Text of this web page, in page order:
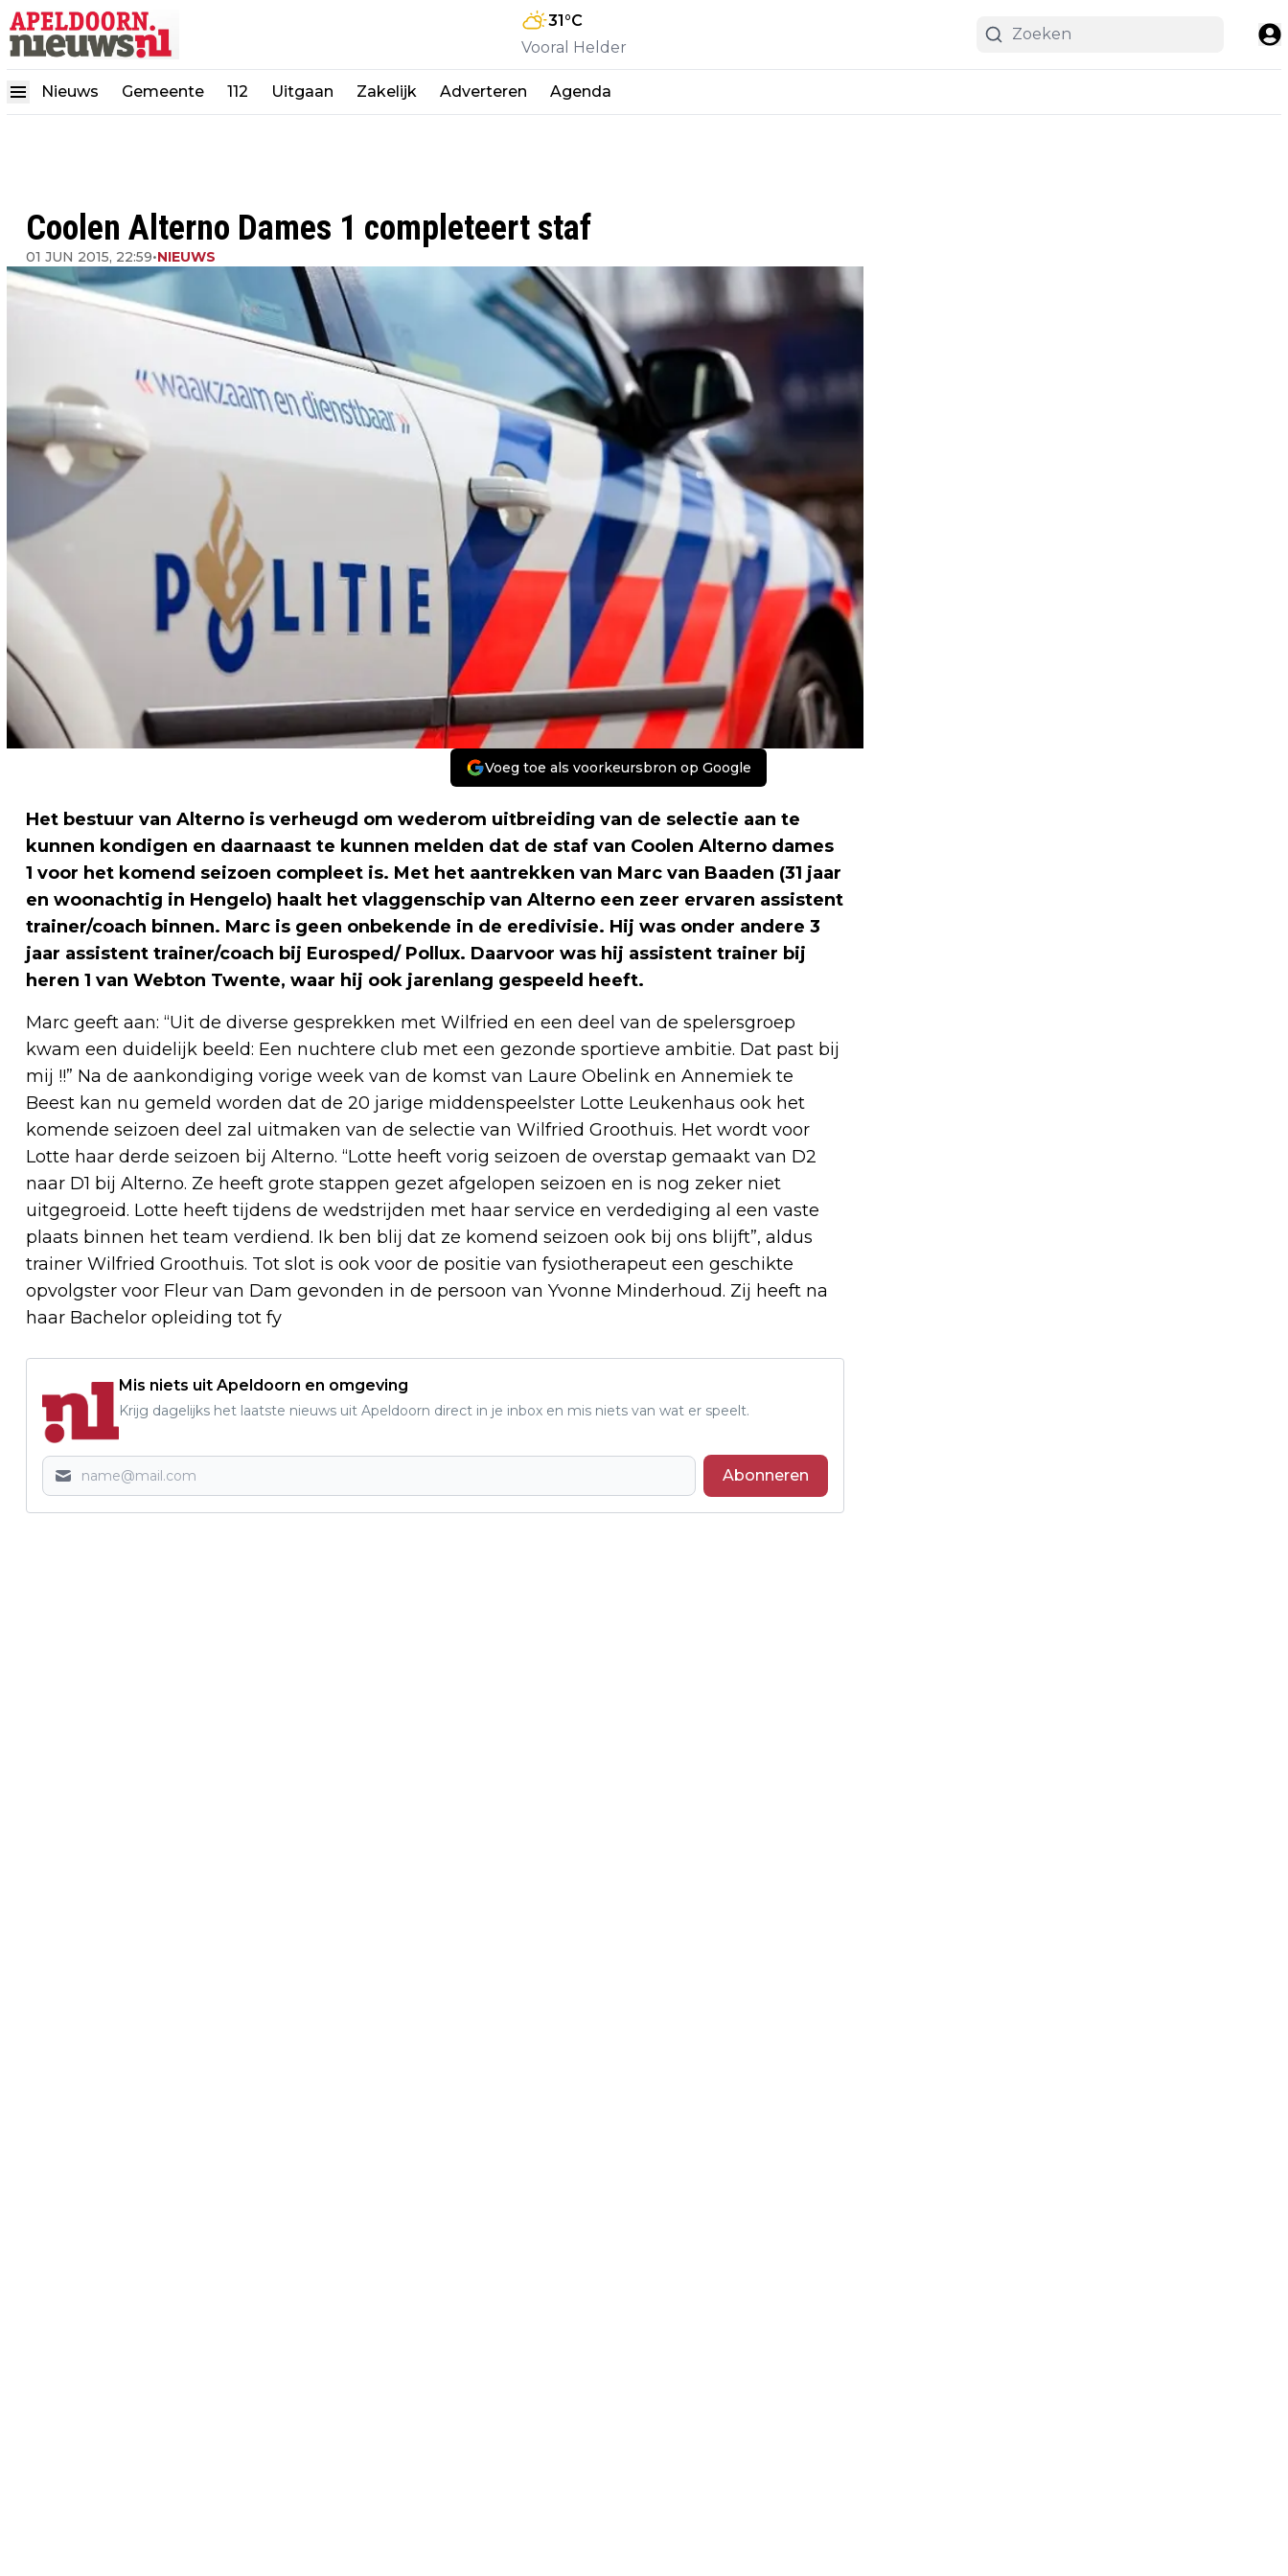
31°C
Vooral Helder
Nieuws Gemeente 112 Uitgaan Zakelijk Adverteren Agenda
Coolen Alterno Dames 1 completeert staf
01 JUN 2015, 22:59•NIEUWS
Voeg toe als voorkeursbron op Google
Het bestuur van Alterno is verheugd om wederom uitbreiding van de selectie aan te
kunnen kondigen en daarnaast te kunnen melden dat de staf van Coolen Alterno dames
1 voor het komend seizoen compleet is. Met het aantrekken van Marc van Baaden (31 jaar
en woonachtig in Hengelo) haalt het vlaggenschip van Alterno een zeer ervaren assistent
trainer/coach binnen. Marc is geen onbekende in de eredivisie. Hij was onder andere 3
jaar assistent trainer/coach bij Eurosped/ Pollux. Daarvoor was hij assistent trainer bij
heren 1 van Webton Twente, waar hij ook jarenlang gespeeld heeft.
Marc geeft aan: “Uit de diverse gesprekken met Wilfried en een deel van de spelersgroep
kwam een duidelijk beeld: Een nuchtere club met een gezonde sportieve ambitie. Dat past bij
mij !!” Na de aankondiging vorige week van de komst van Laure Obelink en Annemiek te
Beest kan nu gemeld worden dat de 20 jarige middenspeelster Lotte Leukenhaus ook het
komende seizoen deel zal uitmaken van de selectie van Wilfried Groothuis. Het wordt voor
Lotte haar derde seizoen bij Alterno. “Lotte heeft vorig seizoen de overstap gemaakt van D2
naar D1 bij Alterno. Ze heeft grote stappen gezet afgelopen seizoen en is nog zeker niet
uitgegroeid. Lotte heeft tijdens de wedstrijden met haar service en verdediging al een vaste
plaats binnen het team verdiend. Ik ben blij dat ze komend seizoen ook bij ons blijft”, aldus
trainer Wilfried Groothuis. Tot slot is ook voor de positie van fysiotherapeut een geschikte
opvolgster voor Fleur van Dam gevonden in de persoon van Yvonne Minderhoud. Zij heeft na
haar Bachelor opleiding tot fy
Mis niets uit Apeldoorn en omgeving
Krijg dagelijks het laatste nieuws uit Apeldoorn direct in je inbox en mis niets van wat er speelt.
Abonneren